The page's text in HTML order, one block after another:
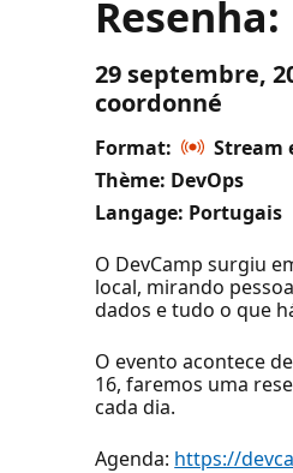
29 septembre,
coordonné
Format:
Stream
Thème: DevOps
Langage: Portugais
O DevCamp surgiu
local, mirando
dados e tudo o que
O evento acontece
16, faremos uma
cada dia.
Agenda: https://